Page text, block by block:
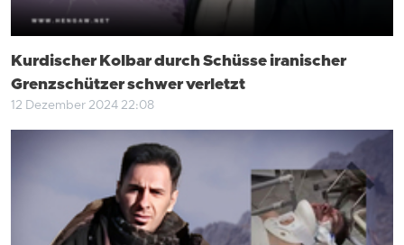
Kurdischer Kolbar durch Schüsse iranischer
Grenzschützer schwer verletzt
12 Dezember 2024 22:08